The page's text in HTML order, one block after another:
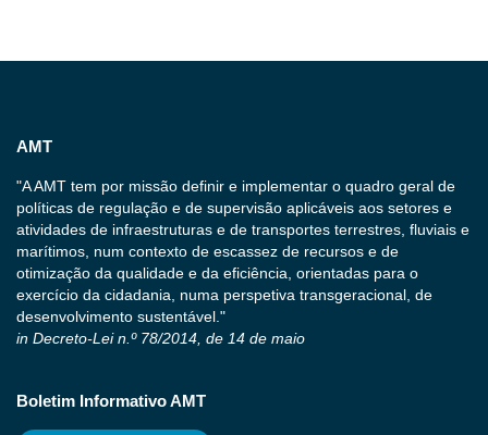
AMT
"A AMT tem por missão definir e implementar o quadro geral de
políticas de regulação e de supervisão aplicáveis aos setores e
atividades de infraestruturas e de transportes terrestres, fluviais e
marítimos, num contexto de escassez de recursos e de
otimização da qualidade e da eficiência, orientadas para o
exercício da cidadania, numa perspetiva transgeracional, de
desenvolvimento sustentável."
in Decreto-Lei n.º 78/2014, de 14 de maio
Boletim Informativo AMT